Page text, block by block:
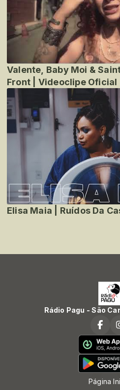
Valente, Baby Moi &
Front | Videoclipe Oficial
Elisa Maia | Ruídos Da
Rádio Pagu - São
Página